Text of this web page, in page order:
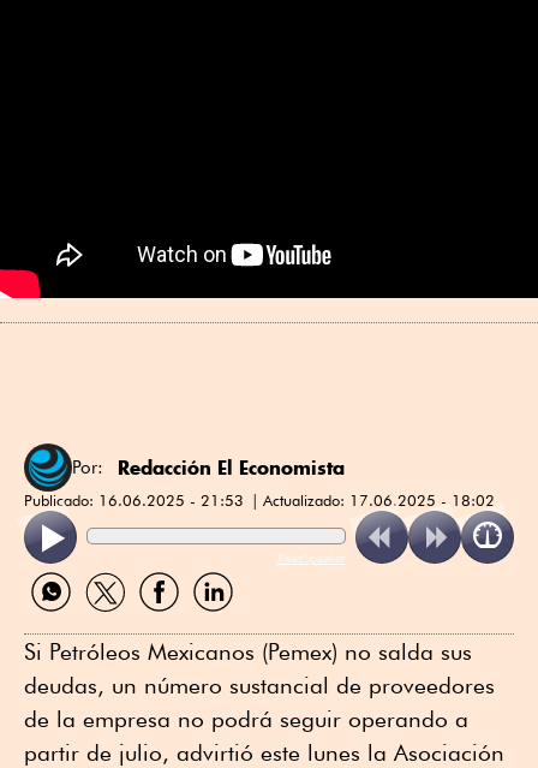
Por: Redacción El Economista
Publicado: 16.06.2025 - 21:53 Actualizado: 17.06.2025 - 18:02
ReadSpeaker
Compartir
por
Compartir
por
Compartir
por
Compartir
por
Si Petróleos Mexicanos (Pemex) no salda sus
deudas, un número sustancial de proveedores
de la empresa no podrá seguir operando a
partir de julio, advirtió este lunes la Asociación